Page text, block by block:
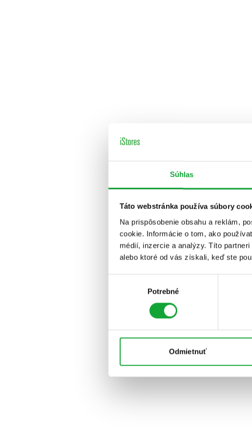
Súhlas
Táto webstránka používa súbory
Na prispôsobenie obsahu a reklám,
cookie. Informácie o tom, ako
médií, inzercie a analýzy. Títo
alebo ktoré od vás získali, keď ste
Potrebné
Odmietnuť